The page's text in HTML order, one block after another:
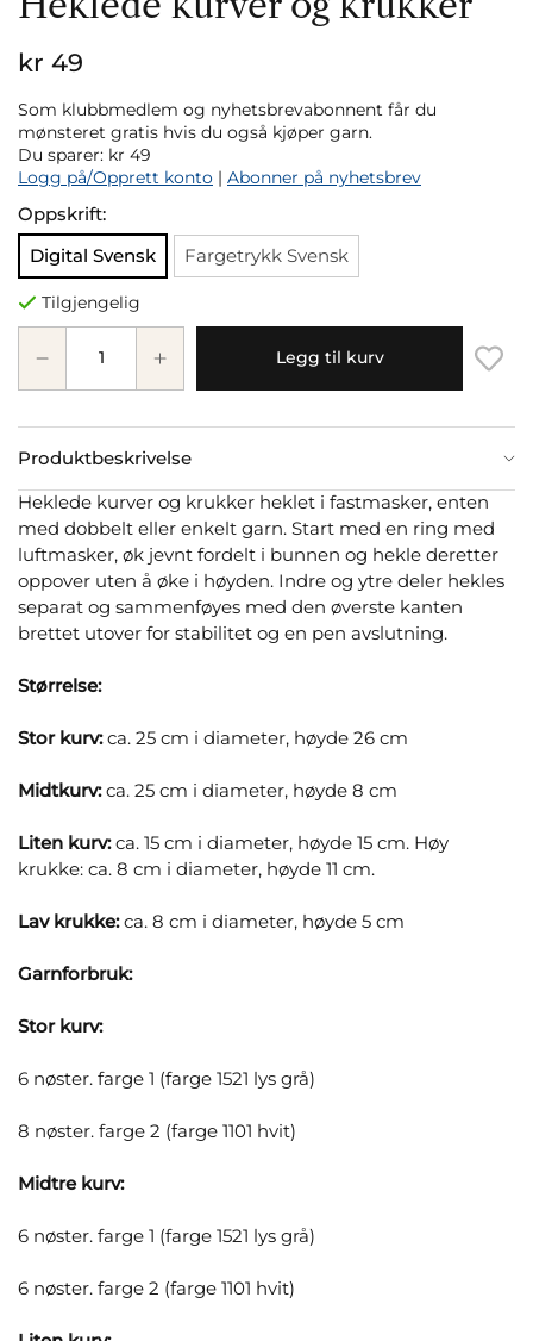
kr 49
Som klubbmedlem og nyhetsbrevabonnent får du
mønsteret gratis hvis du også kjøper garn.
Du sparer: kr 49
Logg på/Opprett konto | Abonner på nyhetsbrev
Oppskrift:
Digital Svensk
Fargetrykk Svensk
Tilgjengelig
Legg til kurv
Produktbeskrivelse
Heklede kurver og krukker heklet i fastmasker, enten
med dobbelt eller enkelt garn. Start med en ring med
luftmasker, øk jevnt fordelt i bunnen og hekle deretter
oppover uten å øke i høyden. Indre og ytre deler hekles
separat og sammenføyes med den øverste kanten
brettet utover for stabilitet og en pen avslutning.
Størrelse:
Stor kurv:ca. 25 cm i diameter, høyde 26 cm
Midtkurv:ca. 25 cm i diameter, høyde 8 cm
Liten kurv:ca. 15 cm i diameter, høyde 15 cm. Høy
krukke: ca. 8 cm i diameter, høyde 11 cm.
Lav krukke:ca. 8 cm i diameter, høyde 5 cm
Garnforbruk:
Stor kurv:
6 nøster. farge 1 (farge 1521 lys grå)
8 nøster. farge 2 (farge 1101 hvit)
Midtre kurv:
6 nøster. farge 1 (farge 1521 lys grå)
6 nøster. farge 2 (farge 1101 hvit)